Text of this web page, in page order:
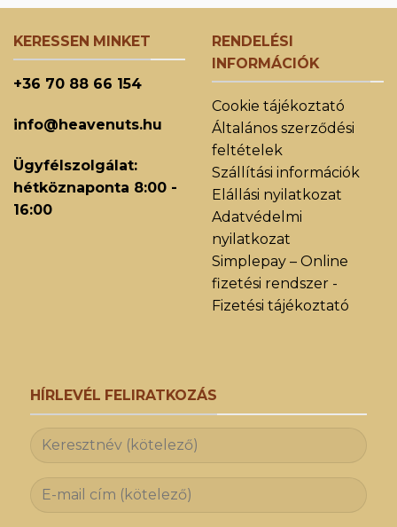
KERESSEN MINKET
+36 70 88 66 154
info@heavenuts.hu
Ügyfélszolgálat:
hétköznaponta 8:00 -
16:00
RENDELÉSI
INFORMÁCIÓK
Cookie tájékoztató
Általános szerződési
feltételek
Szállítási információk
Elállási nyilatkozat
Adatvédelmi
nyilatkozat
Simplepay – Online
fizetési rendszer -
Fizetési tájékoztató
HÍRLEVÉL FELIRATKOZÁS